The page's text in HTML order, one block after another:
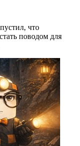
что
поводом для